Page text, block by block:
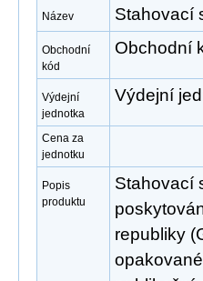
Název Stahovací
Obchodní
kód
Obchodní
Výdejní
jednotka
Výdejní
Cena za
jednotku
Popis
produktu
Stahovací
republiky